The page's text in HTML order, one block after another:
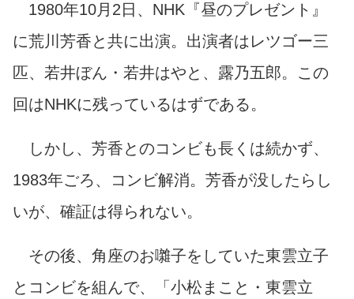
1980年10月2日、NHK『昼のプレゼント』
に荒川芳香と共に出演。出演者はレツゴー三
匹、若井ぼん・若井はやと、露乃五郎。この
回はNHKに残っているはずである。
しかし、芳香とのコンビも長くは続かず、
1983年ごろ、コンビ解消。芳香が没したらし
いが、確証は得られない。
その後、角座のお囃子をしていた東雲立子
とコンビを組んで、「小松まこと・東雲立